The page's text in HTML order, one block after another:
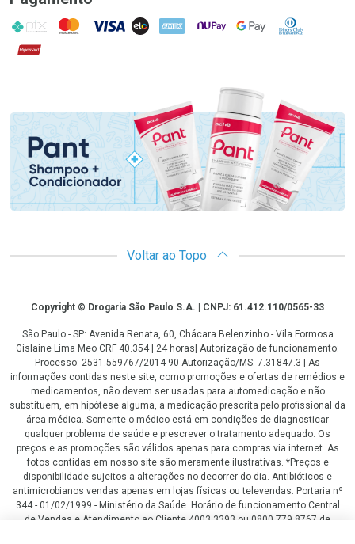
PIX MasterCard
VISA ELO AMEX NuPay Google PayDiners Club
Hipercard
Promoção em Destaque
Voltar ao Topo
CopyrightCopyright © Drogaria São Paulo S.A. | CNPJ: 61.412.110/0565-33
São Paulo - SP: Avenida Renata, 60, Chácara Belenzinho - Vila Formosa
Gislaine Lima Meo CRF 40.354 | 24 horas| Autorização de funcionamento:
Processo: 2531.559767/2014-90 Autorização/MS: 7.31847.3 | As
informações contidas neste site, como promoções e ofertas de remédios e
medicamentos, não devem ser usadas para automedicação e não
substituem, em hipótese alguma, a medicação prescrita pelo profissional da
área médica. Somente o médico está em condições de diagnosticar
qualquer problema de saúde e prescrever o tratamento adequado. Os
preços e as promoções são válidos apenas para compras via internet. As
fotos contidas em nosso site são meramente ilustrativas. *Preços e
disponibilidade sujeitos a alterações no decorrer do dia. Antibióticos e
antimicrobianos vendas apenas em lojas físicas ou televendas. Portaria nº
344 - 01/02/1999 - Ministério da Saúde. Horário de funcionamento Central
de Vendas e Atendimento ao Cliente 4003 3393 ou 0800 779 8767 de